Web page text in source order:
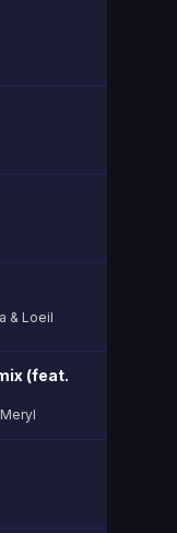
& Loeil
(feat.